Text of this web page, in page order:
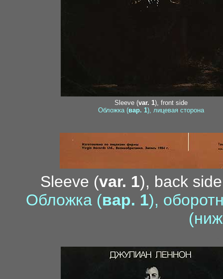
Sleeve (var. 1), front side
Обложка (вар. 1), лицевая сторона
Sleeve (var. 1), back
Обложка (вар. 1),